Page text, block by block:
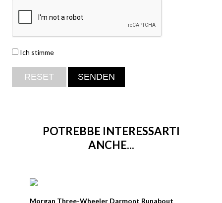
Ich stimme
POTREBBE INTERESSARTI
ANCHE...
Morgan Three-Wheeler Darmont Runabout